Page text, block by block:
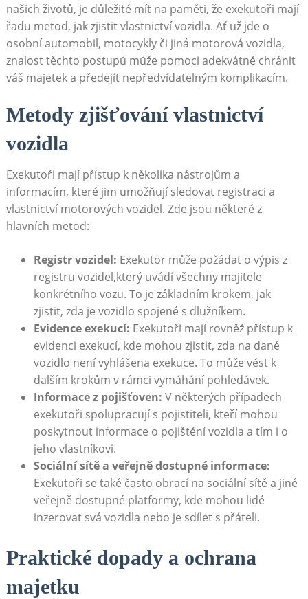
⁢našich ⁤životů, je důležité mít na⁢ paměti, že exekutoři mají
řadu‌ metod, jak zjistit vlastnictví vozidla. Ať už jde o
osobní automobil, motocykly či jiná motorová vozidla,
znalost těchto postupů může pomoci adekvátně chránit
váš majetek a⁣ předejít nepředvídatelným ⁢komplikacím.
Metody zjišťování vlastnictví‌
vozidla
Exekutoři mají přístup k několika nástrojům‌ a
⁤informacím, které jim umožňují sledovat registraci a
vlastnictví ⁤motorových vozidel.‍ Zde jsou​ některé​ z
hlavních ‍metod:
Registr vozidel: Exekutor může požádat o výpis z
registru vozidel,který uvádí všechny majitele
konkrétního vozu. To je základním‌ krokem, jak
zjistit, ⁢zda je vozidlo ​spojené ⁢s dlužníkem.
Evidence exekucí: Exekutoři mají rovněž přístup k
evidenci exekucí, kde mohou zjistit, zda na dané
vozidlo‍ není vyhlášena exekuce.⁣ To může vést k
dalším‍ krokům v rámci vymáhání pohledávek.
Informace z pojišťoven: ⁤V některých případech
exekutoři spolupracují s pojistiteli, kteří mohou
poskytnout informace o pojištění vozidla a tím i o
jeho ‌vlastníkovi.
Sociální sítě a veřejně dostupné informace:
Exekutoři se také často obrací na sociální‌ sítě a ⁢jiné
veřejně dostupné platformy, kde mohou lidé‍
inzerovat​ svá vozidla nebo je sdílet s přáteli.
Praktické dopady a ochrana
majetku